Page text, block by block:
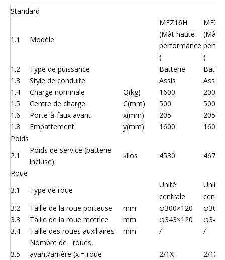
Standard
1.1 Modèle
MFZ16H
(Mât haute
performance
)
(Mât
)
1.2
Type de puissance Batterie
1.3
Style de conduite Assis
Assis
1.4
Charge nominale Q(kg) 1600
2000
1.5
Centre de charge C(mm) 500
500
1.6
Porte-à-faux avant x(mm) 205
205
1.8
Empattement y(mm) 1600
1600
Poids
2.1
Poids de service (batterie
incluse)
kilos 4530
4670
Roue
3.1
Type de roue
Unité
centrale
Unité
3.2
Taille de la roue porteuse mm φ300×120
3.3
Taille de la roue motrice mm φ343×120
3.4
Taille des roues auxiliaires mm / /
3.5
Nombre de roues,
avant/arrière (x = roue
2/1X 2/1X